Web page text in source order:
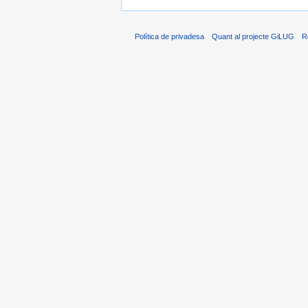
Política de privadesa Quant al projecte GiLUG